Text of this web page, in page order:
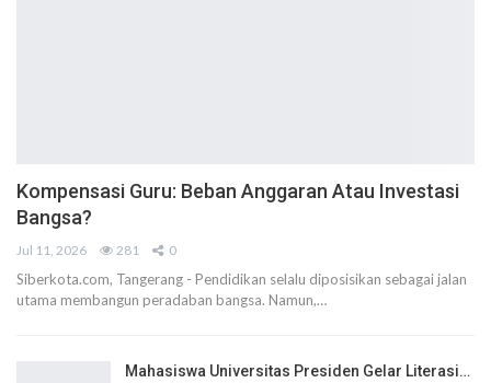
Kompensasi Guru: Beban Anggaran Atau Investasi
Bangsa?
Jul 11, 2026 281 0
Siberkota.com, Tangerang - Pendidikan selalu diposisikan sebagai jalan
utama membangun peradaban bangsa. Namun,…
Mahasiswa Universitas Presiden Gelar Literasi…